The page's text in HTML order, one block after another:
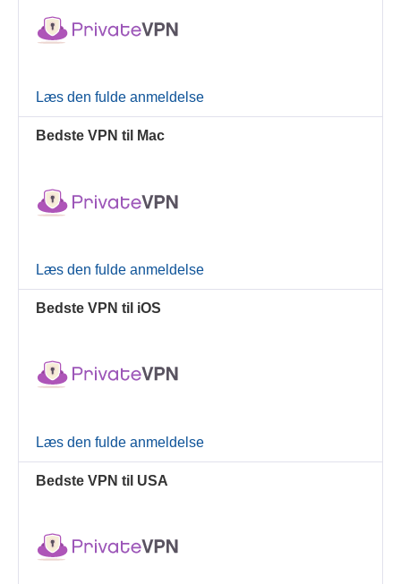
Læs den fulde anmeldelse
Bedste VPN til Mac
Læs den fulde anmeldelse
Bedste VPN til iOS
Læs den fulde anmeldelse
Bedste VPN til USA